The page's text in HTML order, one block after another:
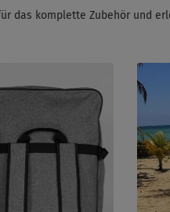
das komplette Zubehör und